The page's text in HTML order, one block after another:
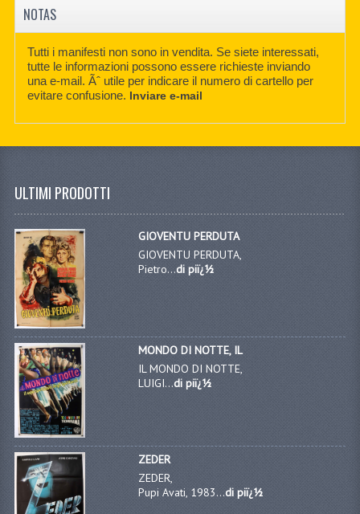
NOTAS
Tutti i manifesti non sono in vendita. Se siete interessati,
tutte le informazioni possono essere richieste inviando
una e-mail. Ãˆ utile per indicare il numero di cartello per
evitare confusione. Inviare e-mail
ULTIMI PRODOTTI
GIOVENTU PERDUTA
GIOVENTU PERDUTA,
Pietro...di piï¿½
MONDO DI NOTTE, IL
IL MONDO DI NOTTE,
LUIGI...di piï¿½
ZEDER
ZEDER,
Pupi Avati, 1983...di piï¿½